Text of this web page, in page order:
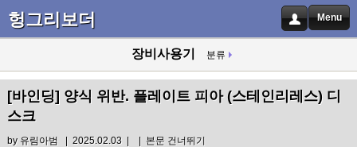
헝그리보더 Menu
장비사용기 분류
[바인딩] 양식 위반. 플레이트 피아 (스테인리레스) 디
스크
by 유림아범 | 2025.02.03 | | 본문 건너뛰기